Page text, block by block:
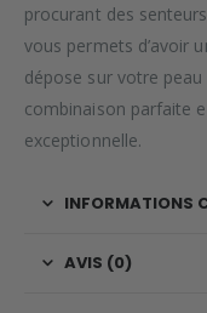
procurant des
vous permets d’avoir
dépose sur votre
combinaison parfaite
exceptionnelle.
INFORMATIONS
AVIS (0)